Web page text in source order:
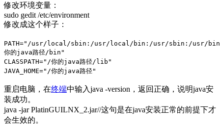
修改环境变量：
sudo gedit /etc/environment
修改成这个样子：
PATH="/usr/local/sbin:/usr/local/bin:/usr/sbin:/usr/
你的java路径/bin"
CLASSPATH="/你的java路径/lib"
JAVA_HOME="/你的java路径"
重启电脑，在终端中输入java -version，返回正确，说明java安
装成功。
java -jar PlatinGUILNX_2.jar//这句是在java安装正常的前提下才
会生效的。